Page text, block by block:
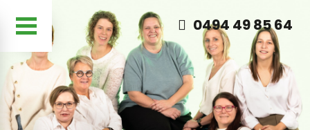
0494 49 85 64